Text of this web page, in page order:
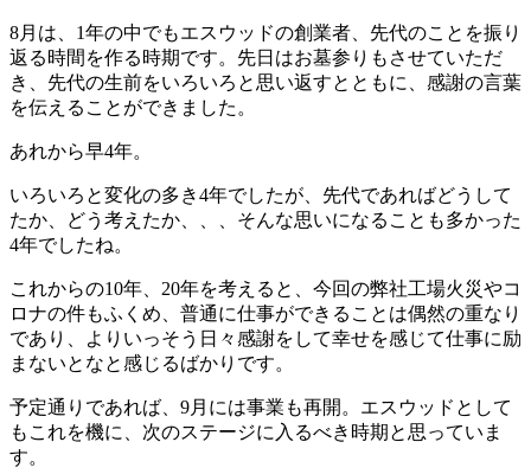
8月は、1年の中でもエスウッドの創業者、先代のことを振り
返る時間を作る時期です。先日はお墓参りもさせていただ
き、先代の生前をいろいろと思い返すとともに、感謝の言葉
を伝えることができました。
あれから早4年。
いろいろと変化の多き4年でしたが、先代であればどうして
たか、どう考えたか、、、そんな思いになることも多かった
4年でしたね。
これからの10年、20年を考えると、今回の弊社工場火災やコ
ロナの件もふくめ、普通に仕事ができることは偶然の重なり
であり、よりいっそう日々感謝をして幸せを感じて仕事に励
まないとなと感じるばかりです。
予定通りであれば、9月には事業も再開。エスウッドとして
もこれを機に、次のステージに入るべき時期と思っていま
す。